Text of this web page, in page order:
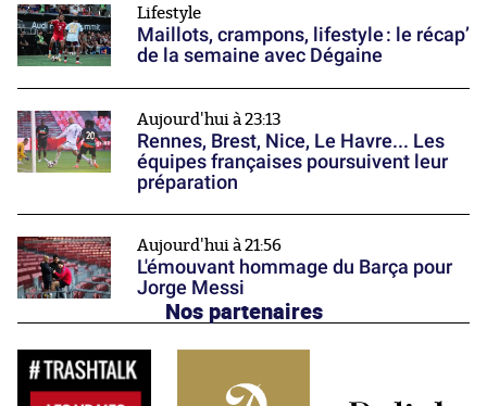
Lifestyle
Maillots, crampons, lifestyle : le récap’
de la semaine avec Dégaine
Aujourd'hui à 23:13
Rennes, Brest, Nice, Le Havre... Les
équipes françaises poursuivent leur
préparation
Aujourd'hui à 21:56
L'émouvant hommage du Barça pour
Jorge Messi
Nos partenaires